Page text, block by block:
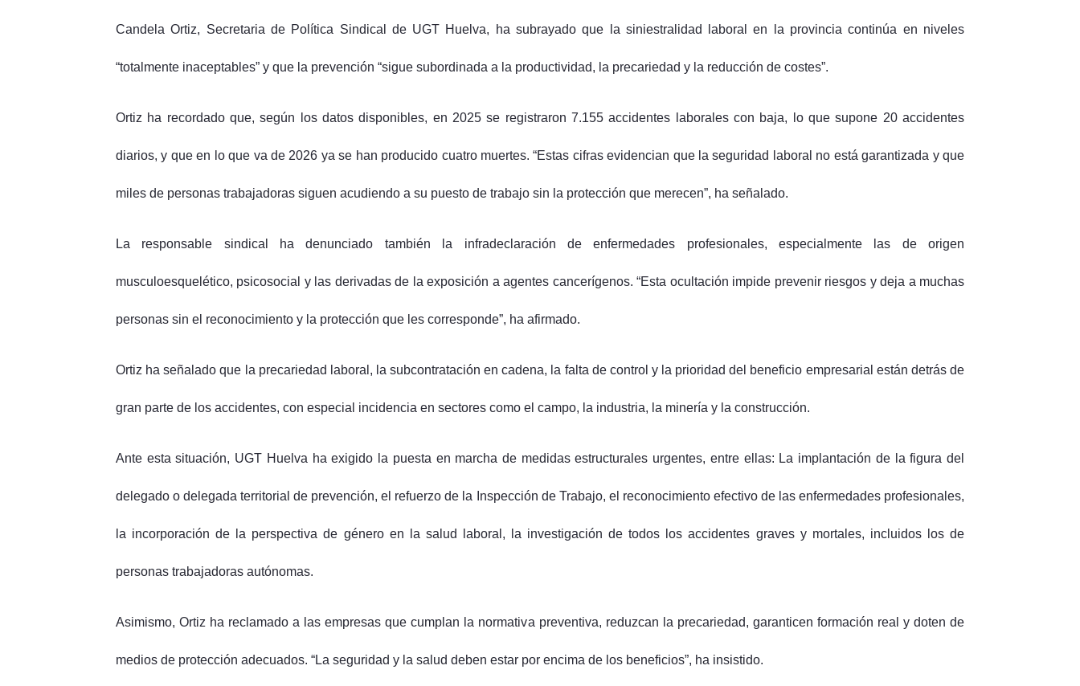
Candela Ortiz, Secretaria de Política Sindical de UGT Huelva, ha subrayado que la siniestralidad laboral en la provincia continúa en niveles
“totalmente inaceptables” y que la prevención “sigue subordinada a la productividad, la precariedad y la reducción de costes”.
Ortiz ha recordado que, según los datos disponibles, en 2025 se registraron 7.155 accidentes laborales con baja, lo que supone 20 accidentes
diarios, y que en lo que va de 2026 ya se han producido cuatro muertes. “Estas cifras evidencian que la seguridad laboral no está garantizada y que
miles de personas trabajadoras siguen acudiendo a su puesto de trabajo sin la protección que merecen”, ha señalado.
La responsable sindical ha denunciado también la infradeclaración de enfermedades profesionales, especialmente las de origen
musculoesquelético, psicosocial y las derivadas de la exposición a agentes cancerígenos. “Esta ocultación impide prevenir riesgos y deja a muchas
personas sin el reconocimiento y la protección que les corresponde”, ha afirmado.
Ortiz ha señalado que la precariedad laboral, la subcontratación en cadena, la falta de control y la prioridad del beneficio empresarial están detrás de
gran parte de los accidentes, con especial incidencia en sectores como el campo, la industria, la minería y la construcción.
Ante esta situación, UGT Huelva ha exigido la puesta en marcha de medidas estructurales urgentes, entre ellas: La implantación de la figura del
delegado o delegada territorial de prevención, el refuerzo de la Inspección de Trabajo, el reconocimiento efectivo de las enfermedades profesionales,
la incorporación de la perspectiva de género en la salud laboral, la investigación de todos los accidentes graves y mortales, incluidos los de
personas trabajadoras autónomas.
Asimismo, Ortiz ha reclamado a las empresas que cumplan la normativa preventiva, reduzcan la precariedad, garanticen formación real y doten de
medios de protección adecuados. “La seguridad y la salud deben estar por encima de los beneficios”, ha insistido.